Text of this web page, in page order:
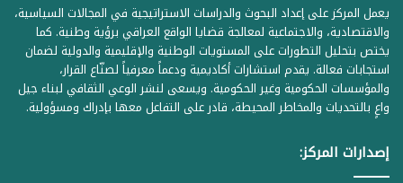
يعمل المركز على إعداد البحوث والدراسات الاستراتيجية في المجالات السياسية،
والاقتصادية، والاجتماعية لمعالجة قضايا الواقع العراقي برؤية وطنية. كما
يختص بتحليل التطورات على المستويات الوطنية والإقليمية والدولية لضمان
استجابات فعالة. يقدم استشارات أكاديمية ودعماً معرفياً لصنّاع القرار،
والمؤسسات الحكومية وغير الحكومية. ويسعى لنشر الوعي الثقافي لبناء جيل
واعٍ بالتحديات والمخاطر المحيطة، قادر على التفاعل معها بإدراك ومسؤولية.
إصدارات المركز: